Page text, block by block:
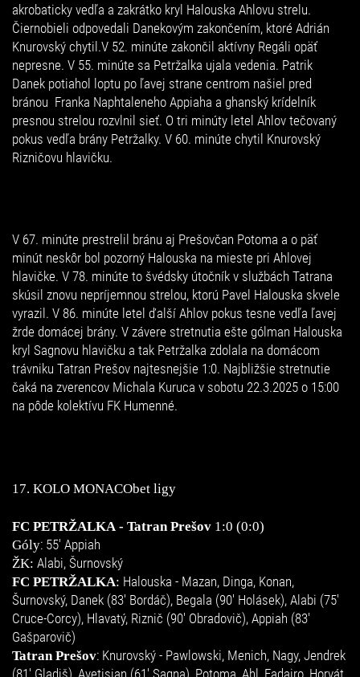
akrobaticky vedľa a zakrátko kryl Halouska Ahlovu strelu.
Čiernobieli odpovedali Danekovým zakončením, ktoré Adrián
Knurovský chytil.V 52. minúte zakončil aktívny Regáli opäť
nepresne. V 55. minúte sa Petržalka ujala vedenia. Patrik
Danek potiahol loptu po ľavej strane centrom našiel pred
bránou Franka Naphtaleneho Appiaha a ghanský krídelník
presnou strelou rozvlnil sieť. O tri minúty letel Ahlov tečovaný
pokus vedľa brány Petržalky. V 60. minúte chytil Knurovský
Rizničovu hlavičku.
V 67. minúte prestrelil bránu aj Prešovčan Potoma a o päť
minút neskôr bol pozorný Halouska na mieste pri Ahlovej
hlavičke. V 78. minúte to švédsky útočník v službách Tatrana
skúsil znovu nepríjemnou strelou, ktorú Pavel Halouska skvele
vyrazil. V 86. minúte letel ďalší Ahlov pokus tesne vedľa ľavej
žrde domácej brány. V závere stretnutia ešte gólman Halouska
kryl Sagnovu hlavičku a tak Petržalka zdolala na domácom
trávniku Tatran Prešov najtesnejšie 1:0. Najbližšie stretnutie
čaká na zverencov Michala Kuruca v sobotu 22.3.2025 o 15:00
na pôde kolektívu FK Humenné.
17. KOLO MONACObet ligy
FC PETRŽALKA- Tatran Prešov 1:0 (0:0)
Góly: 55' Appiah
ŽK: Alabi, Šurnovský
FC PETRŽALKA: Halouska - Mazan, Dinga, Konan,
Šurnovský, Danek (83' Bordáč), Begala (90' Holásek), Alabi (75'
Cruce-Corcy), Hlavatý, Riznič (90' Obradovič), Appiah (83'
Gašparovič)
Tatran Prešov: Knurovský - Pawlowski, Menich, Nagy, Jendrek
(81' Gladiš), Avetisian (61' Sagna), Potoma, Ahl, Fadairo, Horvát,